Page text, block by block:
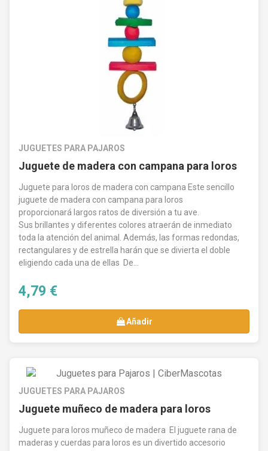
JUGUETES PARA PAJAROS
Juguete de madera con campana para loros
Juguete para loros de madera con campana Este sencillo
juguete de madera con campana para loros
proporcionará largos ratos de diversión a tu ave.
Sus brillantes y diferentes colores atraerán de inmediato
toda la atención del animal. Además, las formas redondas,
rectangulares y de estrella harán que se divierta el doble
eligiendo cada una de ellas De...
4,79 €
Añadir
JUGUETES PARA PAJAROS
Juguete muñeco de madera para loros
Juguete para loros muñeco de madera El juguete rana de
maderas y cuerdas para loros es un divertido accesorio